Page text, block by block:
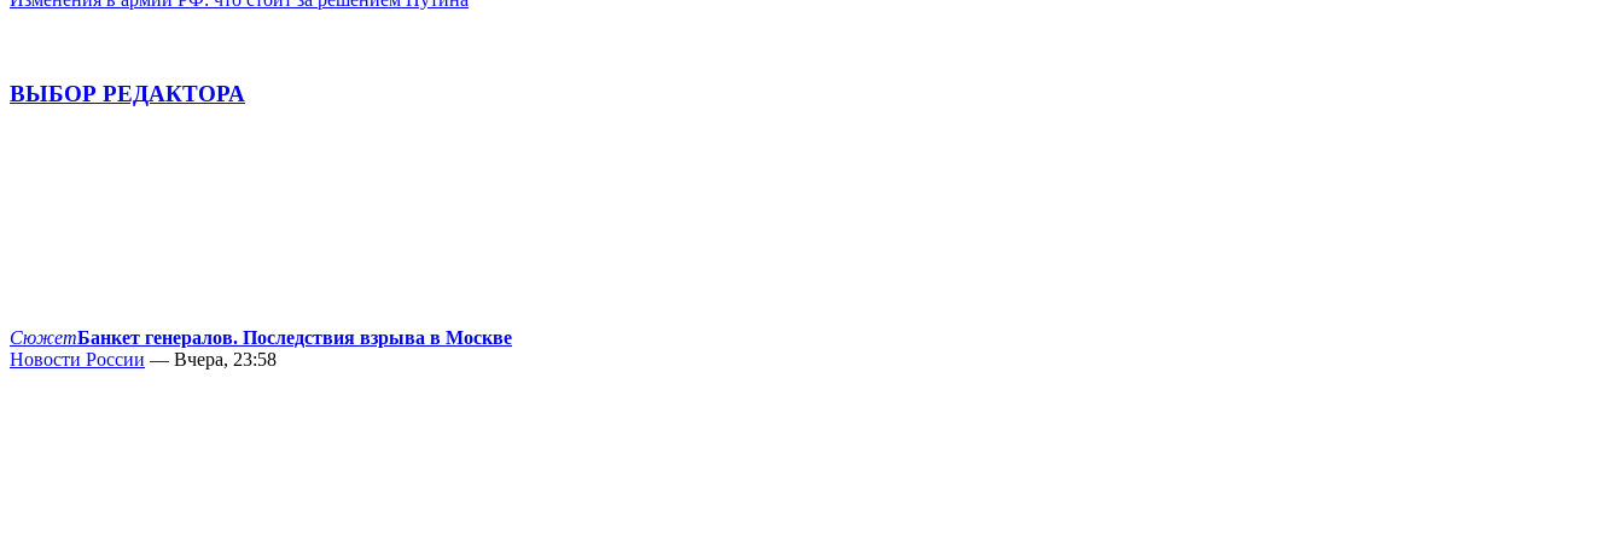
ВЫБОР РЕДАКТОРА
СюжетБанкет генералов. Последствия взрыва в Москве
Новости России — Вчера, 23:58